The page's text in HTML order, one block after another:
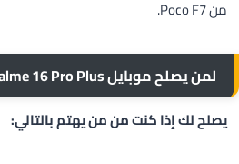
من Poco F7.
لمن يصلح موبايل Realme 16 Pro Plus
يصلح لك إذا كنت من من يهتم بالتالي: